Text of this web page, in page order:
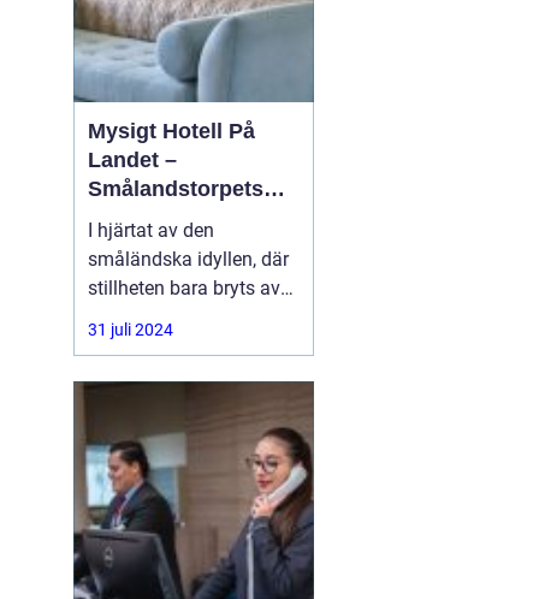
Mysigt Hotell På
Landet –
Smålandstorpets
Enchanted Retreat
I hjärtat av den
småländska idyllen, där
stillheten bara bryts av
den harmoniska sången
från skogens djur, hittar
31 juli 2024